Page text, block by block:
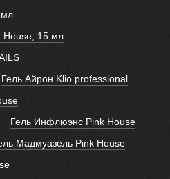
мл
House, 15 мл
Гель Айрон Klio professional
Гель Инфлюэнс Pink House
Мадмуазель Pink House